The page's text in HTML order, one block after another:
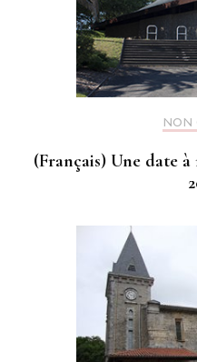
NON
(Français) Une date